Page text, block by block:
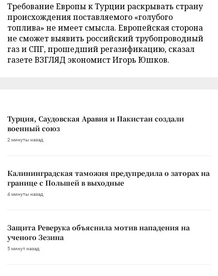
Требование Европы к Турции раскрывать страну
происхождения поставляемого «голубого
топлива» не имеет смысла. Европейская сторона
не сможет выявить российский трубопроводный
газ и СПГ, прошедший регазификацию, сказал
газете ВЗГЛЯД экономист Игорь Юшков.
Турция, Саудовская Аравия и Пакистан создали
военный союз
2 минуты назад
Калининградская таможня предупредила о заторах на
границе с Польшей в выходные
4 минуты назад
Защита Реверука объяснила мотив нападения на
ученого Зезина
5 минут назад